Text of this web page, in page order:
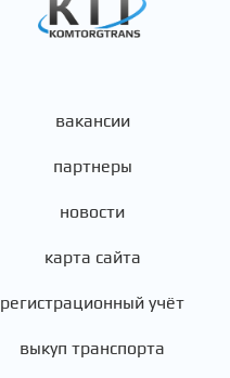
вакансии
партнеры
новости
карта сайта
регистрационный учёт
выкуп транспорта